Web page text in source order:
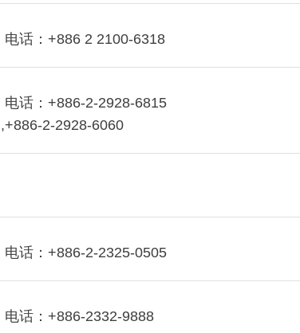
电话：+886 2 2100-6318
电话：+886-2-2928-6815
,+886-2-2928-6060
电话：+886-2-2325-0505
电话：+886-2332-9888